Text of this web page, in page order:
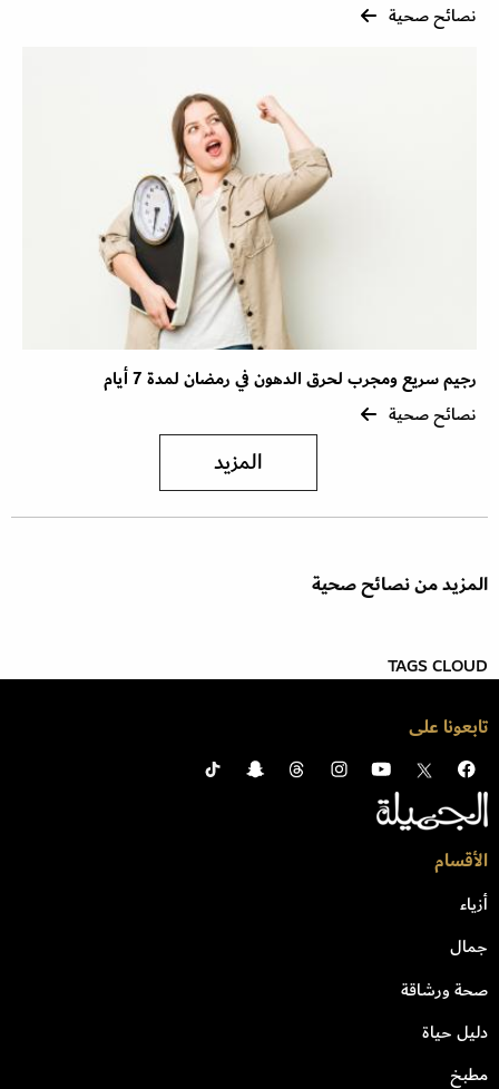
نصائح صحية
رجيم سريع ومجرب لحرق الدهون في رمضان لمدة 7 أيام
نصائح صحية
المزيد
المزيد من نصائح صحية
TAGS CLOUD
تابعونا على
الأقسام
أزياء
جمال
صحة ورشاقة
دليل حياة
مطبخ